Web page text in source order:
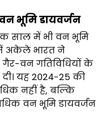
भूमि डायवर्जन
साल में भी वन भूमि
में अकेले भारत ने
वन गतिविधियों के
यह 2024-25 की
नहीं है, बल्कि
वन भूमि डायवर्जन